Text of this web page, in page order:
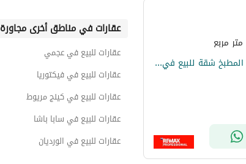
مرخص موقع مميز السعر يشمل دواليب المطبخ شقة للبيع في المعمورة
عقارات في مناطق أخرى مجاورة
عقارات للبيع في عجمي
عقارات للبيع في فيكتوريا
عقارات للبيع في كينج مريوط
عقارات للبيع في سابا باشا
عقارات للبيع في الورديان